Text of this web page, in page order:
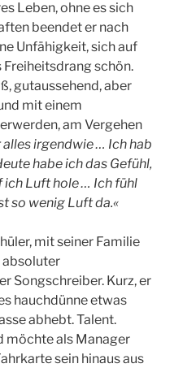
Leben, ohne es sich
beendet er nach
Unfähigkeit, sich auf
Freiheitsdrang schön.
gutaussehend, aber
mit einem
am Vergehen
alles irgendwie … Ich hab
habe ich das Gefühl,
ich Luft hole … Ich fühl
so wenig Luft da.«
mit seiner Familie
absoluter
Songschreiber. Kurz, er
hauchdünne etwas
abhebt. Talent.
möchte als Manager
sein hinaus aus